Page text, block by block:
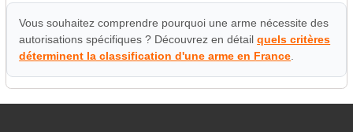
Vous souhaitez comprendre pourquoi une arme nécessite des
autorisations spécifiques ? Découvrez en détailquels critères
déterminent la classification d'une arme en France.